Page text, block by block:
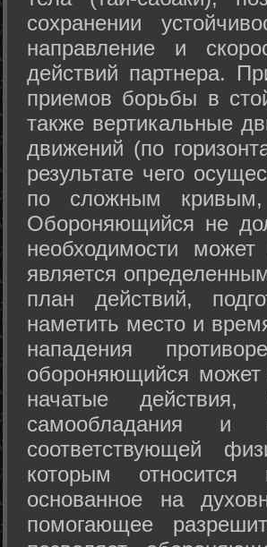
сохранении
направление и
действий партнера.
приемов борьбы в
также вертикальные
движений (по
результате чего
по сложным кривым,
Обороняющийся не
необходимости
является
план действий,
наметить место и
нападения
обороняющийся может
начатые
самообладания и
соответствующей
которым относится
основанное на
помогающее